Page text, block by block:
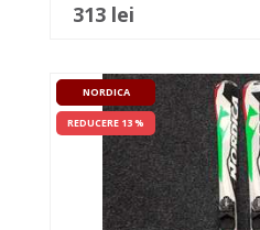
313 lei
NORDICA
REDUCERE 13 %